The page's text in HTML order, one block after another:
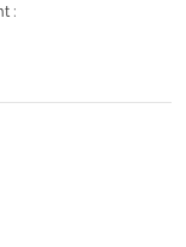
: